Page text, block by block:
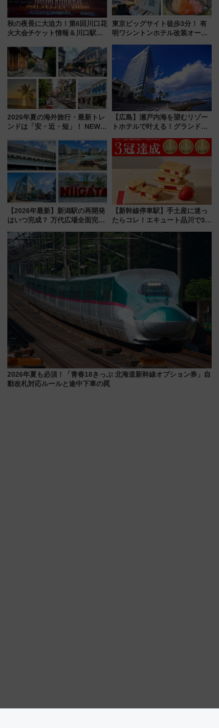
秋の夜長に大迫力！第6回川口花
火大会チケット情報＆川口駅か
東京ビッグサイト徒歩3分！ 有
明ワシントンホテル改装オープ
客室」や海鮮丼が人気の朝食ビ
ュッフェを現地レポ
2026年夏の海外旅行・最新トレ
ンドは「安・近・短」！ NEWT
渡航先TOP5とは？ 円安時代の
旅行術
【広島】瀬戸内海を望むリゾー
トホテルで叶える！グランドプ
ディング＆カジュアルパーティ
ープラン
【2026年最新】新潟駅の再開発
はいつ完成？ 万代広場全面完成
開発、バスタ新潟構想まで徹底
解説！
【新幹線停車駅】手土産に迷っ
たらコレ！エキュート品川で3年
産スイーツとは？
2026年夏も必須！「青春18きっぷ 北海道新幹線オプション券」自
動改札対応ルールと途中下車の罠